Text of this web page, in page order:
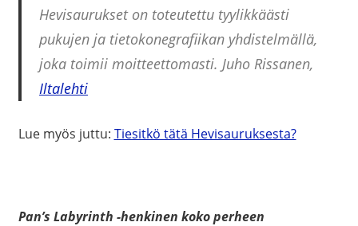
Hevisaurukset on toteutettu tyylikkäästi
pukujen ja tietokonegrafiikan yhdistelmällä,
joka toimii moitteettomasti. Juho Rissanen,
Iltalehti
Lue myös juttu: Tiesitkö tätä Hevisauruksesta?
Pan’s Labyrinth -henkinen koko perheen